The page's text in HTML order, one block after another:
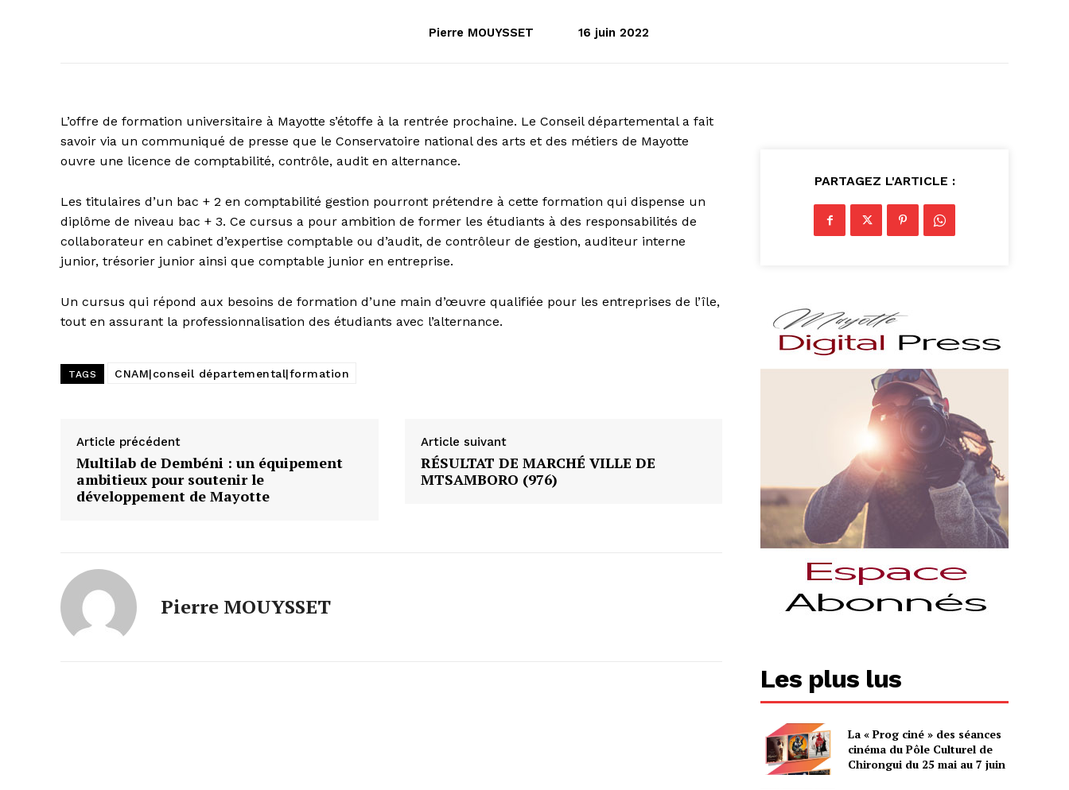
Pierre MOUYSSET 16 juin 2022
L’offre de formation universitaire à Mayotte s’étoffe à la rentrée prochaine. Le Conseil départemental a fait
savoir via un communiqué de presse que le Conservatoire national des arts et des métiers de Mayotte
ouvre une licence de comptabilité, contrôle, audit en alternance.
Les titulaires d’un bac + 2 en comptabilité gestion pourront prétendre à cette formation qui dispense un
diplôme de niveau bac + 3. Ce cursus a pour ambition de former les étudiants à des responsabilités de
collaborateur en cabinet d’expertise comptable ou d’audit, de contrôleur de gestion, auditeur interne
junior, trésorier junior ainsi que comptable junior en entreprise.
Un cursus qui répond aux besoins de formation d’une main d’œuvre qualifiée pour les entreprises de l’île,
tout en assurant la professionnalisation des étudiants avec l’alternance.
TAGS CNAM|conseil départemental|formation
Article précédent
Multilab de Dembéni : un équipement
ambitieux pour soutenir le
développement de Mayotte
Article suivant
RÉSULTAT DE MARCHÉ VILLE DE
MTSAMBORO (976)
Pierre MOUYSSET
PARTAGEZ L'ARTICLE :
Les plus lus
La « Prog ciné » des séances
cinéma du Pôle Culturel de
Chirongui du 25 mai au 7 juin